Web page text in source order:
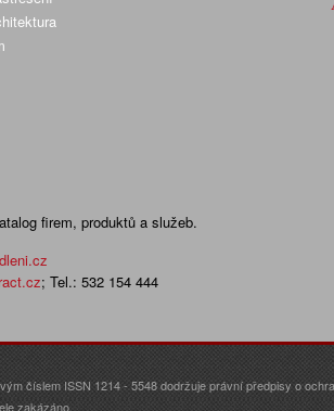
firem, produktů a služeb.
; Tel.: 532 154 444
číslem ISSN 1214 - 5548 dodržuje právní předpisy o
zakázáno.